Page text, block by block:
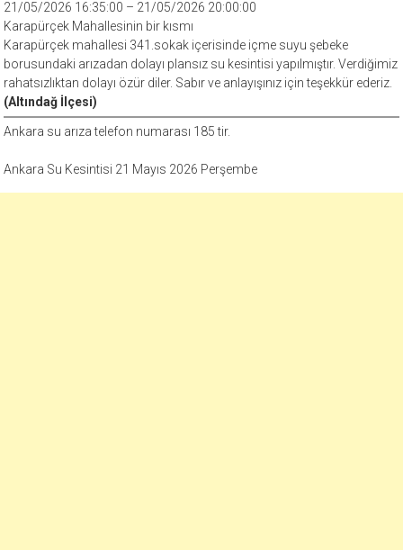
21/05/2026 16:35:00 – 21/05/2026 20:00:00
Karapürçek Mahallesinin bir kısmı
Karapürçek mahallesi 341.sokak içerisinde içme suyu şebeke
borusundaki arızadan dolayı plansız su kesintisi yapılmıştır. Verdiğimiz
rahatsızlıktan dolayı özür diler. Sabır ve anlayışınız için teşekkür ederiz.
(Altındağ İlçesi)
Ankara su arıza telefon numarası 185 tir.
Ankara Su Kesintisi 21 Mayıs 2026 Perşembe